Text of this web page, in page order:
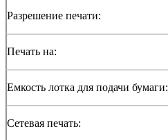
Разрешение печати:
Печать на:
Емкость лотка для подачи бумаги:
Сетевая печать: